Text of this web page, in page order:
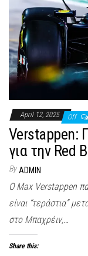
April 12, 2025 Off
Verstappen:
για την Red
By ADMIN
Ο Max Verstappen
είναι “τεράστια”
στο Μπαχρέιν,…
Share this: